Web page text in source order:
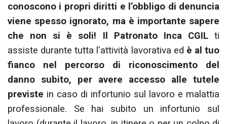
conoscono i propri diritti e l’obbligo di denuncia
viene spesso ignorato, ma è importante sapere
che non si è soli! Il Patronato Inca CGILti
assiste durante tutta l'attività lavorativa ed è al tuo
fianco nel percorso di riconoscimento del
danno subito, per avere accesso alle tutele
previste in caso di infortunio sul lavoro e malattia
professionale. Se hai subito un infortunio sul